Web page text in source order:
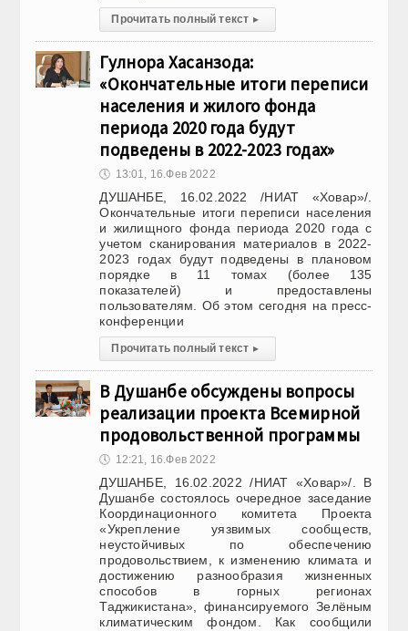
Прочитать полный текст ▸
Гулнора Хасанзода:
«Окончательные итоги переписи
населения и жилого фонда
периода 2020 года будут
подведены в 2022-2023 годах»
🕔 13:01, 16.Фев 2022
ДУШАНБЕ, 16.02.2022 /НИАТ «Ховар»/.
Окончательные итоги переписи населения
и жилищного фонда периода 2020 года с
учетом сканирования материалов в 2022-
2023 годах будут подведены в плановом
порядке в 11 томах (более 135
показателей) и предоставлены
пользователям. Об этом сегодня на пресс-
конференции
Прочитать полный текст ▸
В Душанбе обсуждены вопросы
реализации проекта Всемирной
продовольственной программы
🕔 12:21, 16.Фев 2022
ДУШАНБЕ, 16.02.2022 /НИАТ «Ховар»/. В
Душанбе состоялось очередное заседание
Координационного комитета Проекта
«Укрепление уязвимых сообществ,
неустойчивых по обеспечению
продовольствием, к изменению климата и
достижению разнообразия жизненных
способов в горных регионах
Таджикистана», финансируемого Зелёным
климатическим фондом. Как сообщили